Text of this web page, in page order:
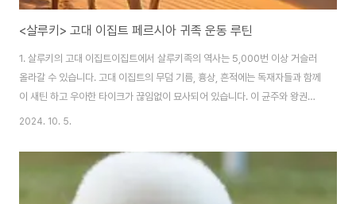
<살루키> 고대 이집트 페르시아 귀족 운동 루틴
1. 살루키의 고대 이집트이집트에서 살루키족의 역사는 5,000번 이상 거슬러
올라갈 수 있습니다. 고대 이집트의 무덤 기름, 흉상, 흔적에는 독재자들과 함께
이 새틴 하고 우아한 타이크가 끊임없이 묘사되어 있습니다. 이 균주와 왕권과
의 연관성은 심오했으며, 많은 연대기 작가들은 살루키스가 신들의 선물로 여
킹을 하는 것으로도 유명했습니다. 날씬한 체격과 긴 다리, 날카로운 시력 덕분
에 사막에서 이상적인 스토킹 동반자가 되었습니다. 독재자들은 가젤, 산토끼,
기타 프레스토를 움직이는 생물과 유사한 게임을 사냥하는 데 살루키스를 사용
2024. 10. 5.